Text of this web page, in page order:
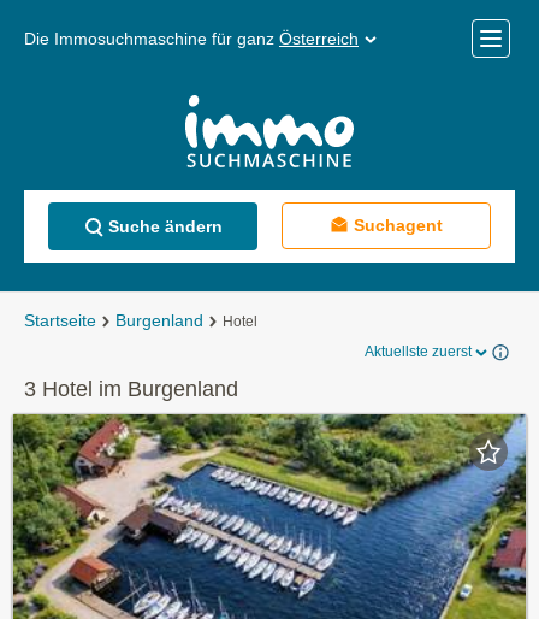
Die Immosuchmaschine für ganz Österreich
Menü
Suche ändern Suchagent
Startseite Burgenland
Hotel
Aktuellste zuerst
3 Hotel im Burgenland